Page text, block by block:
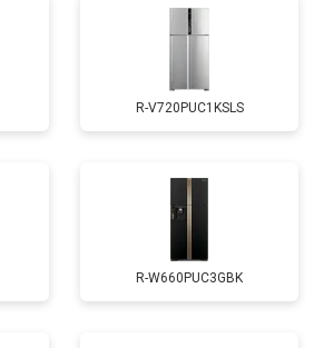
R-V720PUC1KSLS
R-W660PUC3GBK